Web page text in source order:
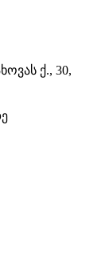
ქ., 30,